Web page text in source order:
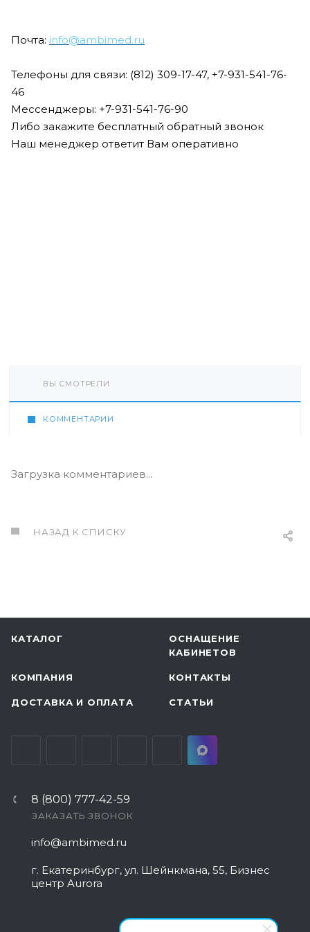
Почта: info@ambimed.ru
Телефоны для связи: (812) 309-17-47, +7-931-541-76-
46
Мессенджеры: +7-931-541-76-90
Либо закажите бесплатный обратный звонок
Наш менеджер ответит Вам оперативно
ВЫ СМОТРЕЛИ
КОММЕНТАРИИ
Загрузка комментариев...
НАЗАД К СПИСКУ
КАТАЛОГ
ОСНАЩЕНИЕ
КАБИНЕТОВ
КОМПАНИЯ КОНТАКТЫ
ДОСТАВКА И ОПЛАТА СТАТЬИ
8 (800) 777-42-59
ЗАКАЗАТЬ ЗВОНОК
info@ambimed.ru
г. Екатеринбург, ул. Шейнкмана, 55, Бизнес
центр Aurora